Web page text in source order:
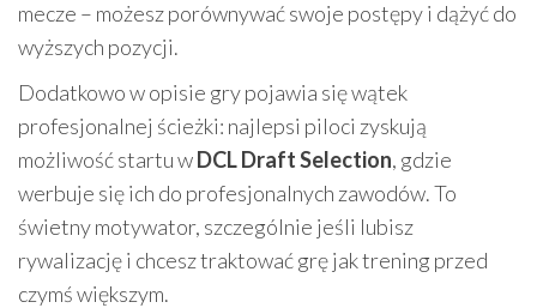
mecze – możesz porównywać swoje postępy i dążyć do
wyższych pozycji.
Dodatkowo w opisie gry pojawia się wątek
profesjonalnej ścieżki: najlepsi piloci zyskują
możliwość startu wDCL Draft Selection, gdzie
werbuje się ich do profesjonalnych zawodów. To
świetny motywator, szczególnie jeśli lubisz
rywalizację i chcesz traktować grę jak trening przed
czymś większym.